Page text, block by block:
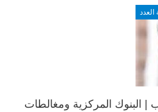
العدد
البنوك المركزية ومغالطات